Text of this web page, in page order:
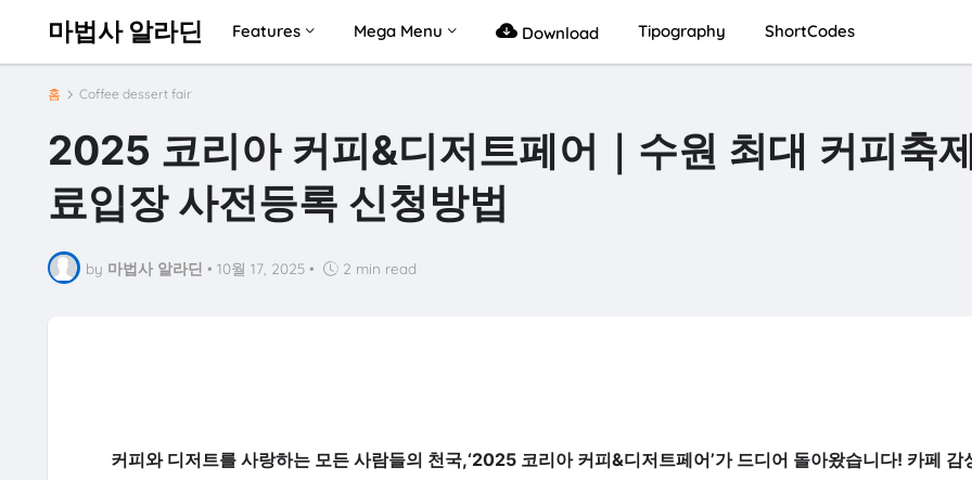
마법사 알라딘 Features Mega Menu Download Tipography ShortCodes
홈 Coffee dessert fair
2025 코리아 커피&디저트페어｜수원 최대 커피축
료입장 사전등록 신청방법
by 마법사 알라딘 • 10월 17, 2025 • 2 min read
커피와 디저트를 사랑하는 모든 사람들의 천국,‘2025 코리아 커피&디저트페어’가 드디어 돌아왔습니다! 카페 감